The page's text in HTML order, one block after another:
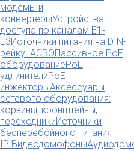
модемы и
конвертерыУстройства
доступа по каналам E1-
E3Источники питания на DIN-
рейку. ACROПассивное PoE
оборудованиеPoE
удлинителиPoE
инжекторыАксессуары
сетевого оборудования:
корзины, кронштейны,
переходникиИсточники
бесперебойного питания
IP Видеодомофоны